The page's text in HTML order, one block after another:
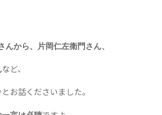
んから、片岡仁左衛門さん、
など、
お話くださいました。